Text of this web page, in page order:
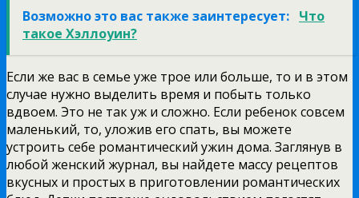
Возможно это вас также заинтересует: Что
такое Хэллоуин?
Если же вас в семье уже трое или больше, то и в этом
случае нужно выделить время и побыть только
вдвоем. Это не так уж и сложно. Если ребенок совсем
маленький, то, уложив его спать, вы можете
устроить себе романтический ужин дома. Заглянув в
любой женский журнал, вы найдете массу рецептов
вкусных и простых в приготовлении романтических